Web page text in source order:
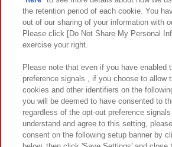
関連会社 サステナビリティ
プライバシーポリシー ウェブアクセシビ
お取引先さまとともに
カスタマーハラスメント対応方針 よくある
the retention period of each cookie. You
out of our sharing of your information with
Please click [Do Not Share My Personal
exercise your right.
Please note that even if you have enabled
preference signals , if you choose to allow
cookies and other identifiers on the
you will be deemed to have consented to
regardless of the opt-out preference
understand and agree to this setting,
consent on the following setup banner by